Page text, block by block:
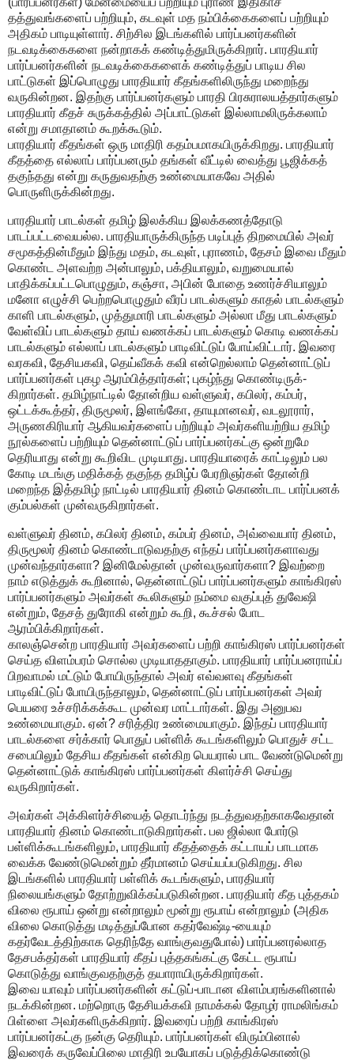
தத்துவங்களைப் பற்றியும், கடவுள் மத நம்பிக்கைகளைப் பற்றியும்
அதிகம் பாடியுள்ளார். சிற்சில இடங்களில் பார்ப்பனர்களின்
நடவடிக்கைகளை நன்றாகக் கண்டித்துமிருக்கிறார். பாரதியார்
பார்ப்பனர்களின் நடவடிக்கைகளைக் கண்டித்துப் பாடிய சில
பாட்டுகள் இப்பொழுது பாரதியார் கீதங்களிலிருந்து மறைந்து
வருகின்றன. இதற்கு பார்ப்பனர்களும் பாரதி பிரசுராலயத்தார்களும்
பாரதியார் கீதச் சுருக்கத்தில் அப்பாட்டுகள் இல்லாமலிருக்கலாம்
என்று சமாதானம் கூறக்கூடும்.
பாரதியார் கீதங்கள் ஒரு மாதிரி கதம்பமாகயிருக்கிறது. பாரதியார்
கீதத்தை எல்லாப் பார்ப்பனரும் தங்கள் வீட்டில் வைத்து பூஜிக்கத்
தகுந்தது என்று கருதுவதற்கு உண்மையாகவே அதில்
பொருளிருக்கின்றது.
பாரதியார் பாடல்கள் தமிழ் இலக்கிய இலக்கணத்தோடு
பாடப்பட்டவையல்ல. பாரதியாருக்கிருந்த படிப்புத் திறமையில் அவர்
சமூகத்தின்மீதும் இந்து மதம், கடவுள், புராணம், தேசம் இவை மீதும்
கொண்ட அளவற்ற அன்பாலும், பக்தியாலும், வறுமையால்
பாதிக்கப்பட்டபொழுதும், கஞ்சா, அபின் போதை உணர்ச்சியாலும்
மனோ எழுச்சி பெற்றபொழுதும் வீரப் பாடல்களும் காதல் பாடல்களும்
காளி பாடல்களும், முத்துமாரி பாடல்களும் அல்லா மீது பாடல்களும்
வேள்விப் பாடல்களும் தாய் வணக்கப் பாடல்களும் கொடி வணக்கப்
பாடல்களும் எல்லாப் பாடல்களும் பாடிவிட்டுப் போய்விட்டார். இவரை
வரகவி, தேசியகவி, தெய்வீகக் கவி என்றெல்லாம் தென்னாட்டுப்
பார்ப்பனர்கள் புகழ ஆரம்பித்தார்கள்; புகழ்ந்து கொண்டிருக்-
கிறார்கள். தமிழ்நாட்டில் தோன்றிய வள்ளுவர், கபிலர், கம்பர்,
ஒட்டக்கூத்தர், திருமூலர், இளங்கோ, தாயுமானவர், வடலூரார்,
அருணகிரியார் ஆகியவர்களைப் பற்றியும் அவர்களியற்றிய தமிழ்
நூல்களைப் பற்றியும் தென்னாட்டுப் பார்ப்பனர்கட்கு ஒன்றுமே
தெரியாது என்று கூறிவிட முடியாது. பாரதியாரைக் காட்டிலும் பல
கோடி மடங்கு மதிக்கத் தகுந்த தமிழ்ப் பேரறிஞர்கள் தோன்றி
மறைந்த இத்தமிழ் நாட்டில் பாரதியார் தினம் கொண்டாட பார்ப்பனக்
கும்பல்கள் முன்வருகிறார்கள்.
வள்ளுவர் தினம், கபிலர் தினம், கம்பர் தினம், அவ்வையார் தினம்,
திருமூலர் தினம் கொண்டாடுவதற்கு எந்தப் பார்ப்பனர்களாவது
முன்வந்தார்களா? இனிமேல்தான் முன்வருவார்களா? இவற்றை
நாம் எடுத்துக் கூறினால், தென்னாட்டுப் பார்ப்பனர்களும் காங்கிரஸ்
பார்ப்பனர்களும் அவர்கள் கூலிகளும் நம்மை வகுப்புத் துவேஷி
என்றும், தேசத் துரோகி என்றும் கூறி, கூச்சல் போட
ஆரம்பிக்கிறார்கள்.
காலஞ்சென்ற பாரதியார் அவர்களைப் பற்றி காங்கிரஸ் பார்ப்பனர்கள்
செய்த விளம்பரம் சொல்ல முடியாததாகும். பாரதியார் பார்ப்பனராய்ப்
பிறவாமல் மட்டும் போயிருந்தால் அவர் எவ்வளவு கீதங்கள்
பாடிவிட்டுப் போயிருந்தாலும், தென்னாட்டுப் பார்ப்பனர்கள் அவர்
பெயரை உச்சரிக்கக்கூட முன்வர மாட்டார்கள். இது அனுபவ
உண்மையாகும். ஏன்? சரித்திர உண்மையாகும். இந்தப் பாரதியார்
பாடல்களை சர்க்கார் பொதுப் பள்ளிக் கூடங்களிலும் பொதுச் சட்ட
சபையிலும் தேசிய கீதங்கள் என்கிற பெயரால் பாட வேண்டுமென்று
தென்னாட்டுக் காங்கிரஸ் பார்ப்பனர்கள் கிளர்ச்சி செய்து
வருகிறார்கள்.
அவர்கள் அக்கிளர்ச்சியைத் தொடர்ந்து நடத்துவதற்காகவேதான்
பாரதியார் தினம் கொண்டாடுகிறார்கள். பல ஜில்லா போர்டு
பள்ளிக்கூடங்களிலும், பாரதியார் கீதத்தைக் கட்டாயப் பாடமாக
வைக்க வேண்டுமென்றும் தீர்மானம் செய்யப்படுகிறது. சில
இடங்களில் பாரதியார் பள்ளிக் கூடங்களும், பாரதியார்
நிலையங்களும் தோற்றுவிக்கப்படுகின்றன. பாரதியார் கீத புத்தகம்
விலை ரூபாய் ஒன்று என்றாலும் மூன்று ரூபாய் என்றாலும் (அதிக
விலை கொடுத்து மடித்துப்போன கதர்வேஷ்டி-யையும்
கதர்வேடத்திற்காக தெரிந்தே வாங்குவதுபோல்) பார்ப்பனரல்லாத
தேசபக்தர்கள் பாரதியார் கீதப் புத்தகங்கட்கு கேட்ட ரூபாய்
கொடுத்து வாங்குவதற்குத் தயாராயிருக்கிறார்கள்.
இவை யாவும் பார்ப்பனர்களின் கட்டுப்-பாடான விளம்பரங்களினால்
நடக்கின்றன. மற்றொரு தேசியக்கவி நாமக்கல் தோழர் ராமலிங்கம்
பிள்ளை அவர்களிருக்கிறார். இவரைப் பற்றி காங்கிரஸ்
பார்ப்பனர்கட்கு நன்கு தெரியும். பார்ப்பனர்கள் விரும்பினால்
இவரைக் கருவேப்பிலை மாதிரி உபயோகப் படுத்திக்கொண்டு